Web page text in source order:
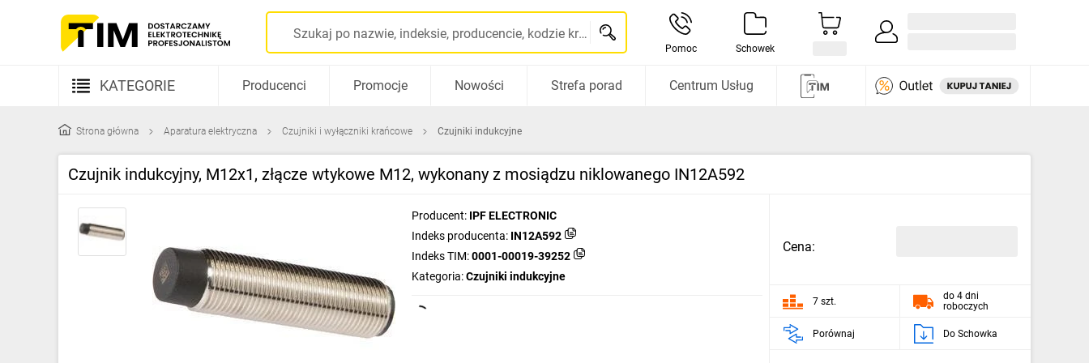
Szukaj po nazwie, indeksie, producencie, kodzie kreskowym...
Pomoc Schowek
KATEGORIE
Kable i przewody
Rozdzielnice i obudowy
Producenci Promocje Nowości Strefa porad Centrum Usług
Strona główna Aparatura elektryczna Czujniki i wyłączniki krańcowe Czujniki indukcyjne
Czujnik indukcyjny, M12x1, złącze wtykowe M12, wykonany z mosiądzu niklowanego IN12A592
Producent: IPF ELECTRONIC
Indeks producenta: IN12A592
Indeks TIM:0001-00019-39252
Kategoria:Czujniki indukcyjne
Cena:
7 szt.
do 4 dni
roboczych
Porównaj Do Schowka